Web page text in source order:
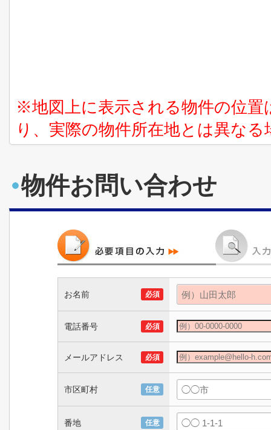
※地図上に表示される物件の位
り、実際の物件所在地とは異な
物件お問い合わせ
お名前 必須
電話番号 必須
メールアドレス 必須
市区町村 任意
番地 任意